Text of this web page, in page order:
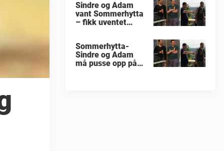
Sindre og Adam
vant Sommerhytta
– fikk uventet
Sommerhytta-
Sindre og Adam
må pusse opp på